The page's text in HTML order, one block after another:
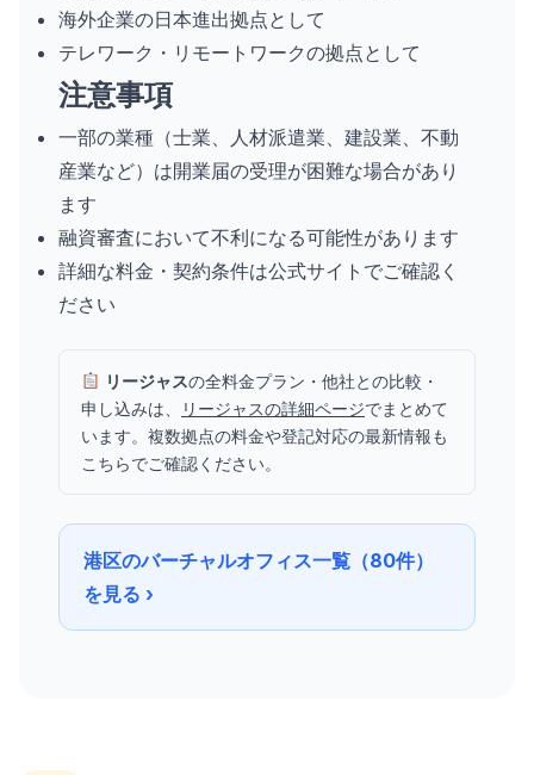
海外企業の日本進出拠点として
テレワーク・リモートワークの拠点として
注意事項
一部の業種（士業、人材派遣業、建設業、不動
産業など）は開業届の受理が困難な場合があり
ます
融資審査において不利になる可能性があります
詳細な料金・契約条件は公式サイトでご確認く
ださい
リージャスの全料金プラン・他社との比較・
申し込みは、
リージャスの詳細ページでまとめて
います。複数拠点の料金や登記対応の最新情報も
こちらでご確認ください。
港区のバーチャルオフィス一覧（80件）
を見る ›